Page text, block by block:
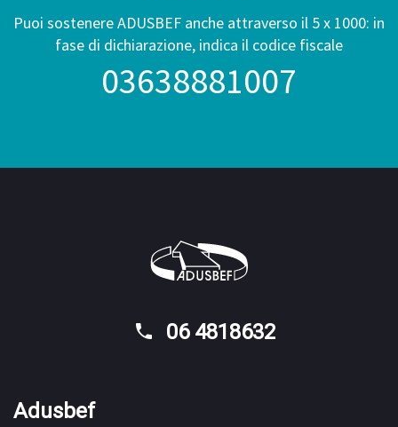
Puoi sostenere ADUSBEF anche attraverso il 5 x 1000: in
fase di dichiarazione, indica il codice fiscale
03638881007
06 4818632
Adusbef